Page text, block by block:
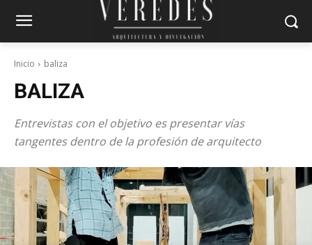
Inicio baliza
BALIZA
Entrevistas con el objetivo es presentar vías
tangentes dentro de la profesión de arquitecto